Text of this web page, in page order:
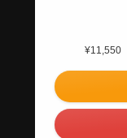
¥11,550